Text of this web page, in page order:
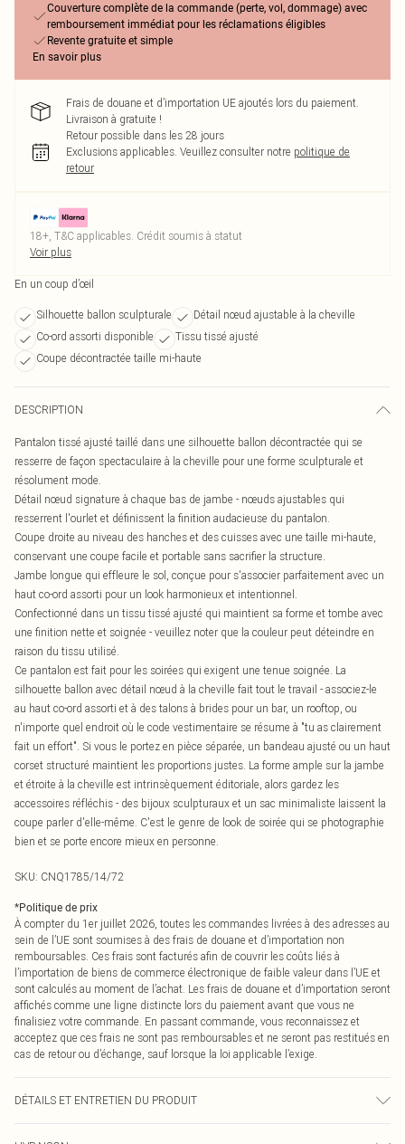
Couverture complète de la commande (perte, vol, dommage) avec
remboursement immédiat pour les réclamations éligibles
Revente gratuite et simple
En savoir plus
Frais de douane et d’importation UE ajoutés lors du paiement.
Livraison à gratuite !
Retour possible dans les 28 jours
Exclusions applicables. Veuillez consulter notre politique de
retour
18+, T&C applicables. Crédit soumis à statut
Voir plus
En un coup d’œil
Silhouette ballon sculpturale
Détail nœud ajustable à la cheville
Co-ord assorti disponible
Tissu tissé ajusté
Coupe décontractée taille mi-haute
DESCRIPTION
Pantalon tissé ajusté taillé dans une silhouette ballon décontractée qui se
resserre de façon spectaculaire à la cheville pour une forme sculpturale et
résolument mode.
Détail nœud signature à chaque bas de jambe - nœuds ajustables qui
resserrent l'ourlet et définissent la finition audacieuse du pantalon.
Coupe droite au niveau des hanches et des cuisses avec une taille mi-haute,
conservant une coupe facile et portable sans sacrifier la structure.
Jambe longue qui effleure le sol, conçue pour s'associer parfaitement avec un
haut co-ord assorti pour un look harmonieux et intentionnel.
Confectionné dans un tissu tissé ajusté qui maintient sa forme et tombe avec
une finition nette et soignée - veuillez noter que la couleur peut déteindre en
raison du tissu utilisé.
Ce pantalon est fait pour les soirées qui exigent une tenue soignée. La
silhouette ballon avec détail nœud à la cheville fait tout le travail - associez-le
au haut co-ord assorti et à des talons à brides pour un bar, un rooftop, ou
n'importe quel endroit où le code vestimentaire se résume à "tu as clairement
fait un effort". Si vous le portez en pièce séparée, un bandeau ajusté ou un haut
corset structuré maintient les proportions justes. La forme ample sur la jambe
et étroite à la cheville est intrinsèquement éditoriale, alors gardez les
accessoires réfléchis - des bijoux sculpturaux et un sac minimaliste laissent la
coupe parler d'elle-même. C'est le genre de look de soirée qui se photographie
bien et se porte encore mieux en personne.
SKU: CNQ1785/14/72
*Politique de prix
À compter du 1er juillet 2026, toutes les commandes livrées à des adresses au
sein de l’UE sont soumises à des frais de douane et d’importation non
remboursables. Ces frais sont facturés afin de couvrir les coûts liés à
l’importation de biens de commerce électronique de faible valeur dans l’UE et
sont calculés au moment de l’achat. Les frais de douane et d’importation seront
affichés comme une ligne distincte lors du paiement avant que vous ne
finalisiez votre commande. En passant commande, vous reconnaissez et
acceptez que ces frais ne sont pas remboursables et ne seront pas restitués en
cas de retour ou d’échange, sauf lorsque la loi applicable l’exige.
DÉTAILS ET ENTRETIEN DU PRODUIT